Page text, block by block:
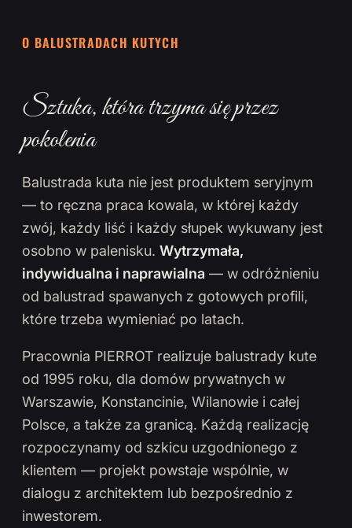
O BALUSTRADACH KUTYCH
Sztuka, która trzyma się przez
pokolenia
Balustrada kuta nie jest produktem seryjnym
— to ręczna praca kowala, w której każdy
zwój, każdy liść i każdy słupek wykuwany jest
osobno w palenisku. Wytrzymała,
indywidualna i naprawialna — w odróżnieniu
od balustrad spawanych z gotowych profili,
które trzeba wymieniać po latach.
Pracownia PIERROT realizuje balustrady kute
od 1995 roku, dla domów prywatnych w
Warszawie, Konstancinie, Wilanowie i całej
Polsce, a także za granicą. Każdą realizację
rozpoczynamy od szkicu uzgodnionego z
klientem — projekt powstaje wspólnie, w
dialogu z architektem lub bezpośrednio z
inwestorem.